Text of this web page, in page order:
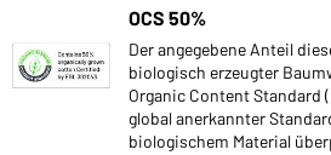
OCS 50%
Der angegebene Anteil
biologisch erzeugter
Organic Content Standard
global anerkannter
biologischem Material